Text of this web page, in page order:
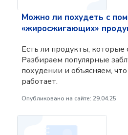
Можно ли похудеть с
«жиросжигающих»
Есть ли продукты,
Разбираем популярные
похудении и объясняем,
работает.
Опубликовано на сайте: 29.04.25